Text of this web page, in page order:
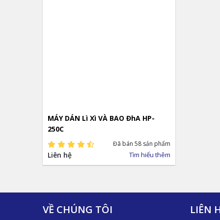
MÁY DÁN Lì Xì VÀ BAO ĐhA HP-
250C
Đã bán 58 sản phẩm
Liên hệ Tìm hiểu thêm
VỀ CHÚNG TÔI LIÊN